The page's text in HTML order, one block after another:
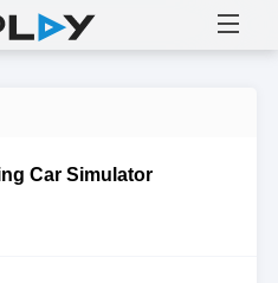
Car Simulator